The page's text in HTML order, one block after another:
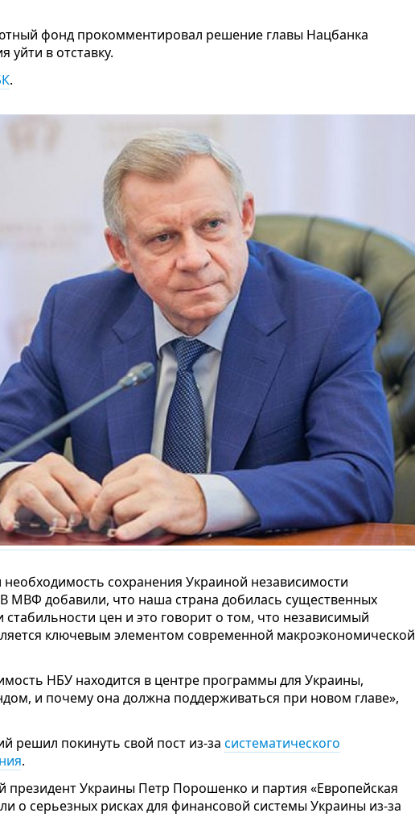
фонд прокомментировал решение главы Нацбанка
уйти в отставку.
.
сохранения Украиной независимости
МВФ добавили, что наша страна добилась существенных
стабильности цен и это говорит о том, что независимый
ключевым элементом современной макроэкономической
НБУ находится в центре программы для Украины,
и почему она должна поддерживаться при новом главе»,
решил покинуть свой пост из-за систематического
.
президент Украины Петр Порошенко и партия «Европейская
о серьезных рисках для финансовой системы Украины из-за